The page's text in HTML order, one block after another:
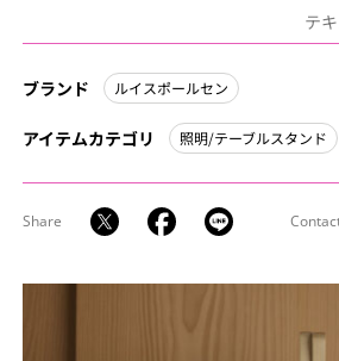
テ
ブランド ルイスポールセン
アイテムカテゴリ 照明/テーブルスタンド
Share